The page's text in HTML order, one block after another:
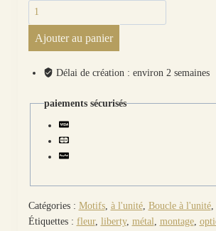
quantité
de
Boucle
d'oreille
libellule
Strawberry
Ajouter au panier
Délai de création : environ 2 semaines
paiements sécurisés
Catégories : Motifs, à l'unité, Boucle à l'unité,
Étiquettes : fleur, liberty, métal, montage,